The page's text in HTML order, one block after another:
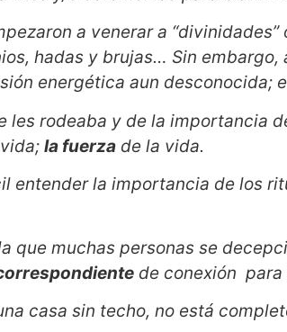
a venerar a
hadas y brujas… Sin
energética aun desconocida;
les rodeaba y de la importancia
la fuerza de la vida.
entender la importancia de los
que muchas personas se
de conexión
casa sin techo, no está